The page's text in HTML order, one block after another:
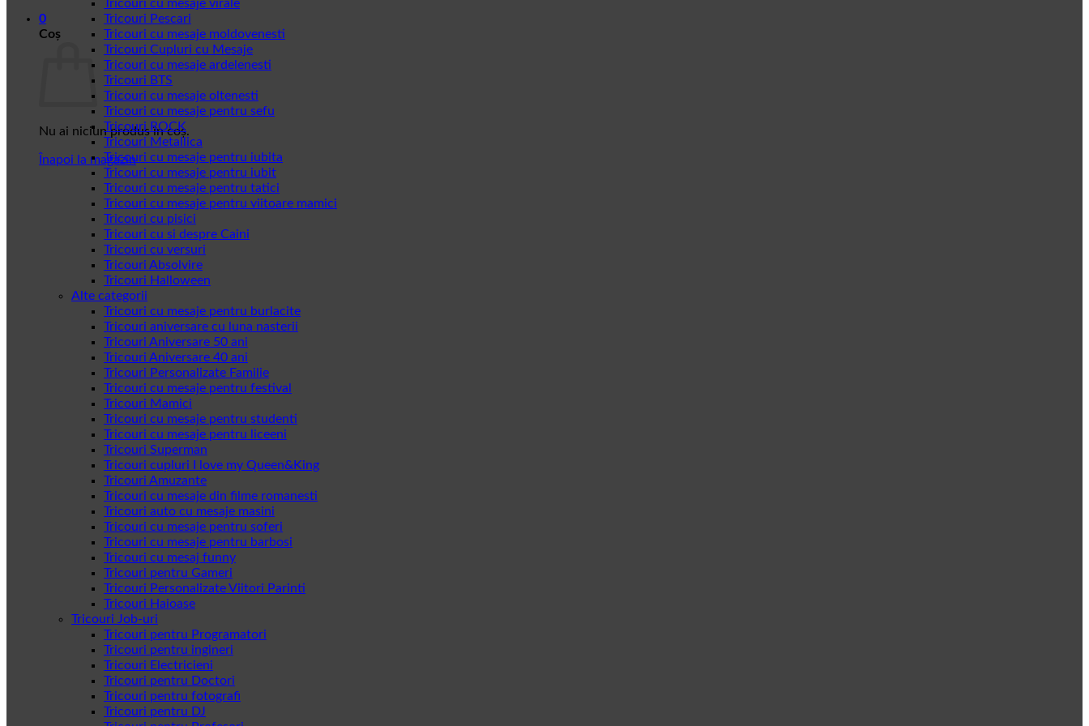
0
Coș
Nu ai niciun produs în coș.
Înapoi la magazin
Tricouri cu mesaje virale
Tricouri Pescari
Tricouri cu mesaje moldovenesti
Tricouri Cupluri cu Mesaje
Tricouri cu mesaje ardelenesti
Tricouri BTS
Tricouri cu mesaje oltenesti
Tricouri cu mesaje pentru sefu
Tricouri ROCK
Tricouri Metallica
Tricouri cu mesaje pentru iubita
Tricouri cu mesaje pentru iubit
Tricouri cu mesaje pentru tatici
Tricouri cu mesaje pentru viitoare mamici
Tricouri cu pisici
Tricouri cu si despre Caini
Tricouri cu versuri
Tricouri Absolvire
Tricouri Halloween
Alte categorii
Tricouri cu mesaje pentru burlacite
Tricouri aniversare cu luna nasterii
Tricouri Aniversare 50 ani
Tricouri Aniversare 40 ani
Tricouri Personalizate Familie
Tricouri cu mesaje pentru festival
Tricouri Mamici
Tricouri cu mesaje pentru studenti
Tricouri cu mesaje pentru liceeni
Tricouri Superman
Tricouri cupluri I love my Queen&King
Tricouri Amuzante
Tricouri cu mesaje din filme romanesti
Tricouri auto cu mesaje masini
Tricouri cu mesaje pentru soferi
Tricouri cu mesaje pentru barbosi
Tricouri cu mesaj funny
Tricouri pentru Gameri
Tricouri Personalizate Viitori Parinti
Tricouri Haioase
Tricouri Job-uri
Tricouri pentru Programatori
Tricouri pentru ingineri
Tricouri Electricieni
Tricouri pentru Doctori
Tricouri pentru fotografi
Tricouri pentru DJ